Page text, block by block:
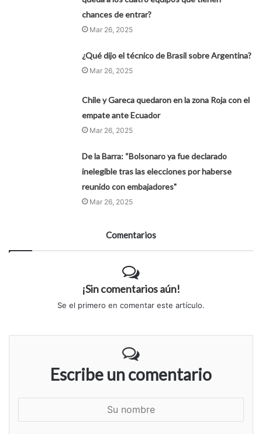
chances de entrar?
Mar 26, 2025
¿Qué dijo el técnico de Brasil sobre Argentina?
Mar 26, 2025
Chile y Gareca quedaron en la zona Roja con el
empate ante Ecuador
Mar 26, 2025
De la Barra: “Bolsonaro ya fue declarado
inelegible tras las elecciones por haberse
reunido con embajadores"
Mar 26, 2025
Comentarios
¡Sin comentarios aún!
Se el primero en comentar este artículo.
Escribe un comentario